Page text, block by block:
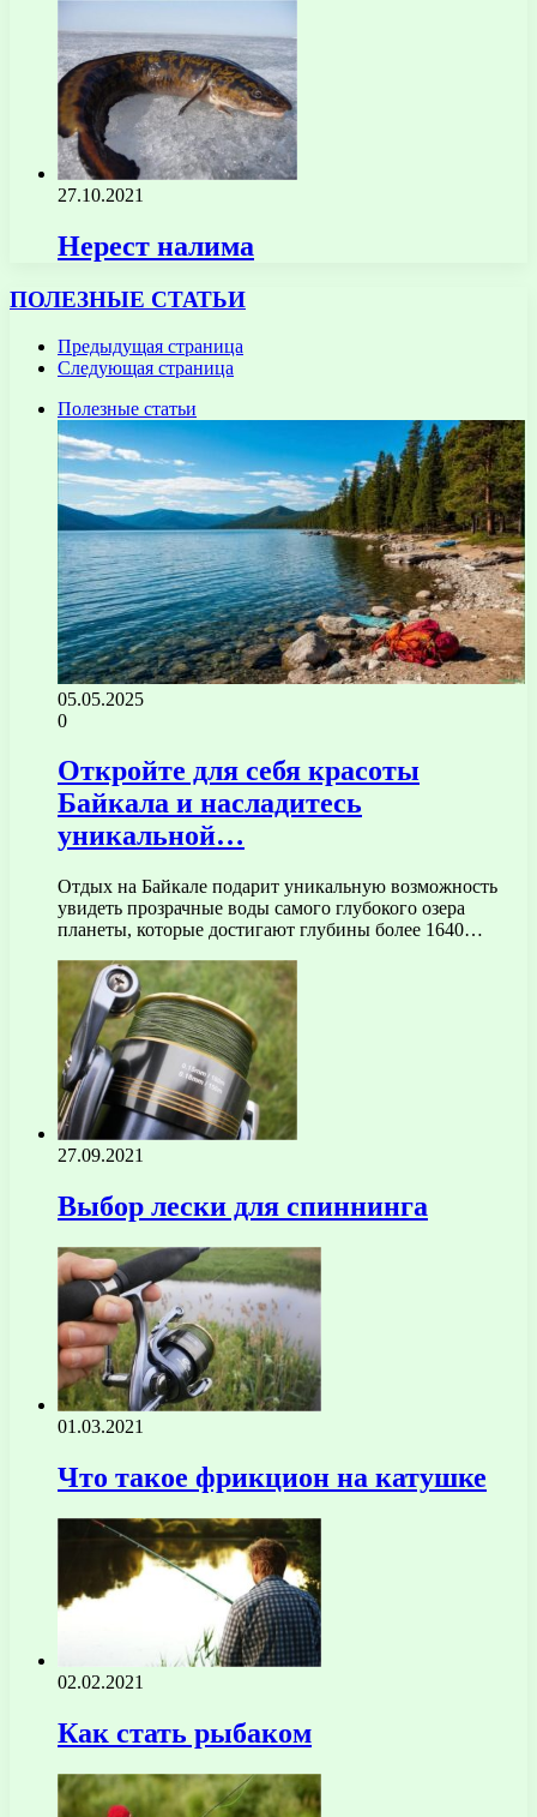
27.10.2021
Нерест налима
ПОЛЕЗНЫЕ СТАТЬИ
Предыдущая страница
Следующая страница
Полезные статьи
05.05.2025
0
Откройте для себя красоты
Байкала и насладитесь
уникальной…
Отдых на Байкале подарит уникальную возможность
увидеть прозрачные воды самого глубокого озера
планеты, которые достигают глубины более 1640…
27.09.2021
Выбор лески для спиннинга
01.03.2021
Что такое фрикцион на катушке
02.02.2021
Как стать рыбаком